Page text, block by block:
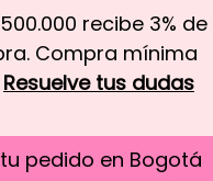
recibe 3% de
Compra mínima
Resuelve tus dudas
pedido en Bogotá